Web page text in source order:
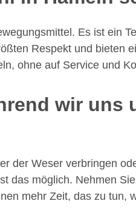
Es ist ein
Respekt und bieten
ohne auf Service und
wir uns
der Weser verbringen
das möglich. Nehmen
mehr Zeit, das zu tun,